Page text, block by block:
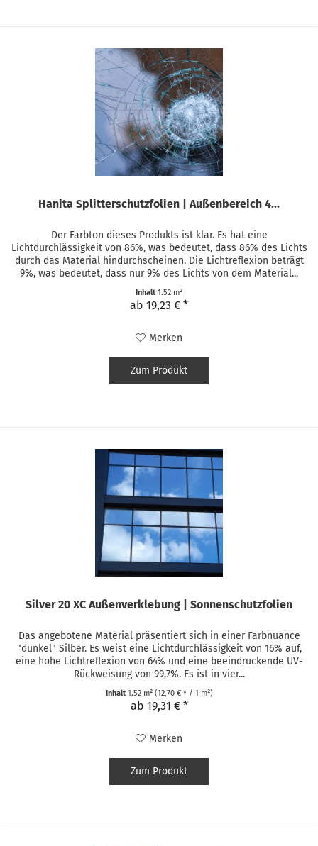
Hanita Splitterschutzfolien | Außenbereich 4...
Der Farbton dieses Produkts ist klar. Es hat eine
Lichtdurchlässigkeit von 86%, was bedeutet, dass 86% des Lichts
durch das Material hindurchscheinen. Die Lichtreflexion beträgt
9%, was bedeutet, dass nur 9% des Lichts von dem Material...
Inhalt1.52 m²
ab 19,23 € *
Merken
Zum Produkt
Silver 20 XC Außenverklebung | Sonnenschutzfolien
Das angebotene Material präsentiert sich in einer Farbnuance
"dunkel" Silber. Es weist eine Lichtdurchlässigkeit von 16% auf,
eine hohe Lichtreflexion von 64% und eine beeindruckende UV-
Rückweisung von 99,7%. Es ist in vier...
Inhalt1.52 m² (12,70 € * / 1 m²)
ab 19,31 € *
Merken
Zum Produkt